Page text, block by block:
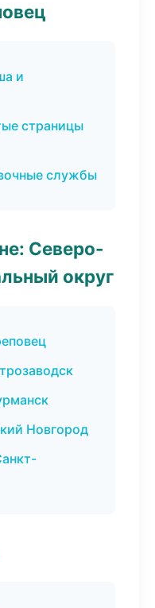
и
страницы
службы
Северо-
округ
Новгород